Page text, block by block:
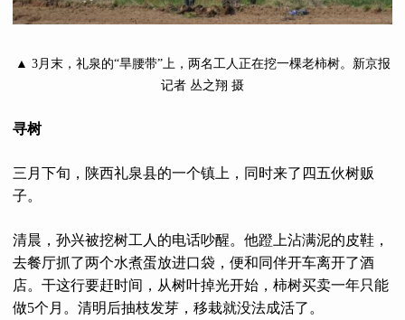
▲ 3月末，礼泉的“旱腰带”上，两名工人正在挖一棵老柿树。新京报
记者 丛之翔 摄
寻树
三月下旬，陕西礼泉县的一个镇上，同时来了四五伙树贩
子。
清晨，孙兴被挖树工人的电话吵醒。他蹬上沾满泥的皮鞋，
去餐厅抓了两个水煮蛋放进口袋，便和同伴开车离开了酒
店。干这行要赶时间，从树叶掉光开始，柿树买卖一年只能
做5个月。清明后抽枝发芽，移栽就没法成活了。